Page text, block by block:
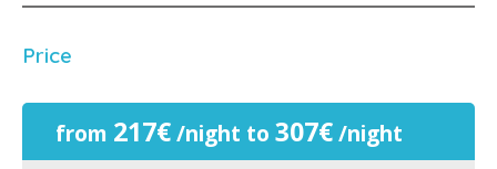
Price
from 217€/night to 307€/night